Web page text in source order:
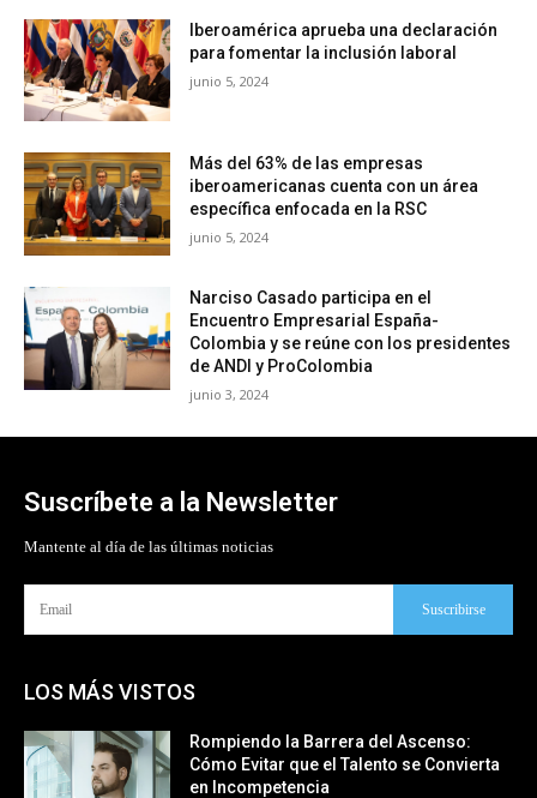
Iberoamérica aprueba una declaración
para fomentar la inclusión laboral
junio 5, 2024
Más del 63% de las empresas
iberoamericanas cuenta con un área
específica enfocada en la RSC
junio 5, 2024
Narciso Casado participa en el
Encuentro Empresarial España-
Colombia y se reúne con los presidentes
de ANDI y ProColombia
junio 3, 2024
Suscríbete a la Newsletter
Mantente al día de las últimas noticias
Suscribirse
LOS MÁS VISTOS
Rompiendo la Barrera del Ascenso:
Cómo Evitar que el Talento se Convierta
en Incompetencia